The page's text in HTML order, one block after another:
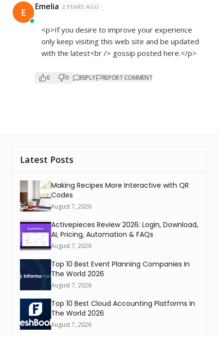
E Emelia 2 YEARS AGO
<p>If you desire to improve your experience
only keep visiting this web site and be updated
with the latest<br /> gossip posted here.</p>
0 0 REPLY REPORT COMMENT
Latest Posts
Making Recipes More Interactive with QR
Codes
August 7, 2026
Activepieces Review 2026: Login, Download,
AI, Pricing, Automation & FAQs
August 7, 2026
Top 10 Best Event Planning Companies In
The World 2026
August 7, 2026
Top 10 Best Cloud Accounting Platforms In
The World 2026
August 7, 2026